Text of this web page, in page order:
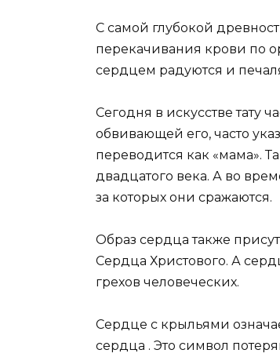
С самой глубокой
перекачивания крови по
сердцем радуются и
Сегодня в искусстве тату
обвивающей его, часто
переводится как «мама».
двадцатого века. А во
за которых они сражаются.
Образ сердца также
Сердца Христового. А
грехов человеческих.
Сердце с крыльями
сердца . Это символ